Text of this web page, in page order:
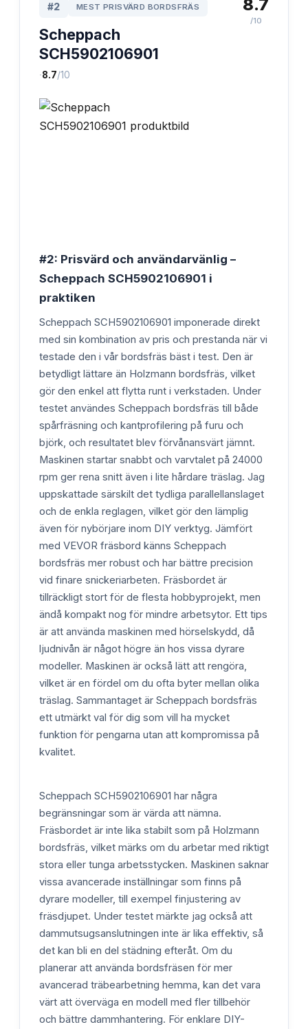
#2 MEST PRISVÄRD BORDSFRÄS
Scheppach
SCH5902106901
·8.7/10
8.7
/10
#2: Prisvärd och användarvänlig –
Scheppach SCH5902106901 i
praktiken
Scheppach SCH5902106901 imponerade direkt
med sin kombination av pris och prestanda när vi
testade den i vår bordsfräs bäst i test. Den är
betydligt lättare än Holzmann bordsfräs, vilket
gör den enkel att flytta runt i verkstaden. Under
testet användes Scheppach bordsfräs till både
spårfräsning och kantprofilering på furu och
björk, och resultatet blev förvånansvärt jämnt.
Maskinen startar snabbt och varvtalet på 24000
rpm ger rena snitt även i lite hårdare träslag. Jag
uppskattade särskilt det tydliga parallellanslaget
och de enkla reglagen, vilket gör den lämplig
även för nybörjare inom DIY verktyg. Jämfört
med VEVOR fräsbord känns Scheppach
bordsfräs mer robust och har bättre precision
vid finare snickeriarbeten. Fräsbordet är
tillräckligt stort för de flesta hobbyprojekt, men
ändå kompakt nog för mindre arbetsytor. Ett tips
är att använda maskinen med hörselskydd, då
ljudnivån är något högre än hos vissa dyrare
modeller. Maskinen är också lätt att rengöra,
vilket är en fördel om du ofta byter mellan olika
träslag. Sammantaget är Scheppach bordsfräs
ett utmärkt val för dig som vill ha mycket
funktion för pengarna utan att kompromissa på
kvalitet.
Scheppach SCH5902106901 har några
begränsningar som är värda att nämna.
Fräsbordet är inte lika stabilt som på Holzmann
bordsfräs, vilket märks om du arbetar med riktigt
stora eller tunga arbetsstycken. Maskinen saknar
vissa avancerade inställningar som finns på
dyrare modeller, till exempel finjustering av
fräsdjupet. Under testet märkte jag också att
dammutsugsanslutningen inte är lika effektiv, så
det kan bli en del städning efteråt. Om du
planerar att använda bordsfräsen för mer
avancerad träbearbetning hemma, kan det vara
värt att överväga en modell med fler tillbehör
och bättre dammhantering. För enklare DIY-